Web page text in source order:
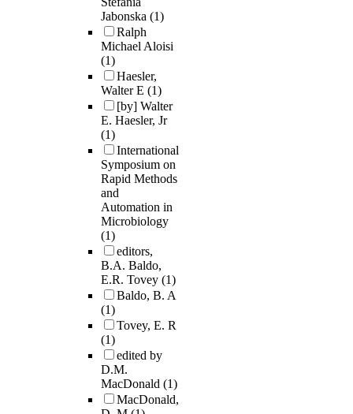
Jabonska (1)
Ralph
Michael Aloisi
(1)
Haesler,
Walter E (1)
[by] Walter
E. Haesler, Jr
(1)
International
Symposium on
Rapid Methods
and
Automation in
Microbiology
(1)
editors,
B.A. Baldo,
E.R. Tovey (1)
Baldo, B. A
(1)
Tovey, E. R
(1)
edited by
D.M.
MacDonald (1)
MacDonald,